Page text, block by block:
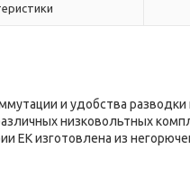
и удобства разводки
низковольтных
ЕК изготовлена из